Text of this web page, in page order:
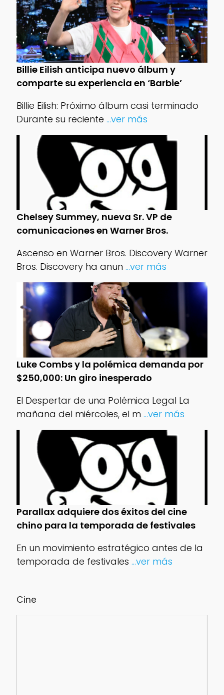
Cine
Billie Eilish anticipa nuevo álbum y
comparte su experiencia en ‘Barbie’
Billie Eilish: Próximo álbum casi terminado
Durante su reciente ...ver más
Chelsey Summey, nueva Sr. VP de
comunicaciones en Warner Bros.
Ascenso en Warner Bros. Discovery Warner
Bros. Discovery ha anun ...ver más
Luke Combs y la polémica demanda por
$250,000: Un giro inesperado
El Despertar de una Polémica Legal La
mañana del miércoles, el m ...ver más
Parallax adquiere dos éxitos del cine
chino para la temporada de festivales
En un movimiento estratégico antes de la
temporada de festivales ...ver más